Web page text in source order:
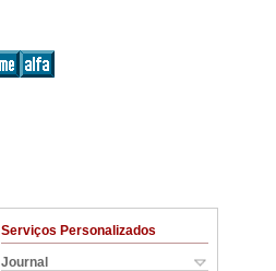
Serviços Personalizados
Journal